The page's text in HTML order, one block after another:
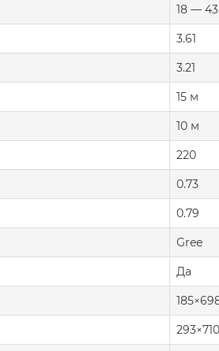
18 — 43
3.61
3.21
15 м
10 м
220
0.73
0.79
Gree
Да